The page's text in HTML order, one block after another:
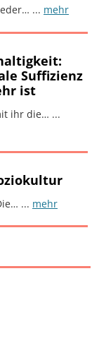
... mehr
Suffizienz
ist
ihr die… ...
... mehr